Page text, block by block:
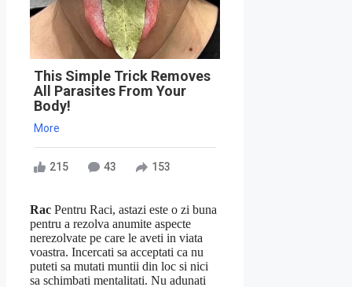
This Simple Trick Removes
All Parasites From Your
Body!
More
215 43 153
Rac Pentru Raci, astazi este o zi buna
pentru a rezolva anumite aspecte
nerezolvate pe care le aveti in viata
voastra. Incercati sa acceptati ca nu
puteti sa mutati muntii din loc si nici
sa schimbati mentalitati. Nu adunati